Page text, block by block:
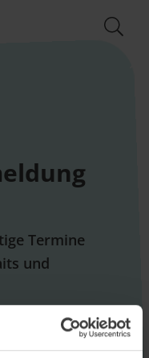
Termine
und